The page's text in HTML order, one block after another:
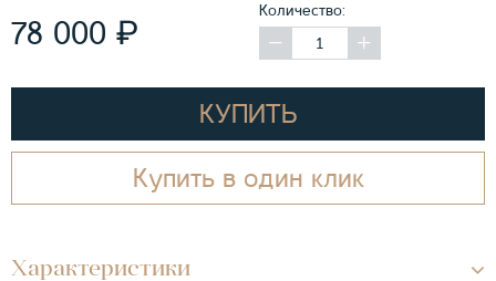
78 000 ₽
Количество:
КУПИТЬ
Купить в один клик
Характеристики